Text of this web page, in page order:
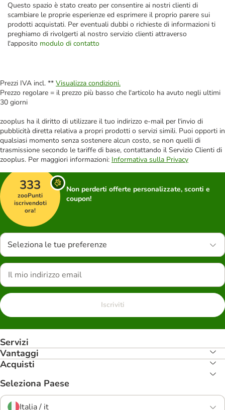
Questo spazio è stato creato per consentire ai nostri clienti di
scambiare le proprie esperienze ed esprimere il proprio parere sui
prodotti acquistati. Per eventuali dubbi o richieste di informazioni ti
preghiamo di rivolgerti al nostro servizio clienti attraverso
l'apposito modulo di contatto
Prezzi IVA incl. ** Visualizza condizioni.
Prezzo regolare = il prezzo più basso che l'articolo ha avuto negli ultimi
30 giorni
zooplus ha il diritto di utilizzare il tuo indirizzo e-mail per l'invio di
pubblicità diretta relativa a propri prodotti o servizi simili. Puoi opporti in
qualsiasi momento senza sostenere alcun costo, se non quelli di
trasmissione secondo le tariffe di base, contattando il Servizio Clienti di
zooplus. Per maggiori informazioni: Informativa sulla Privacy
333
zooPunti
iscrivendoti
ora!
Non perderti offerte personalizzate, sconti e
coupon!
Seleziona le tue preferenze
Iscriviti
Servizi
Vantaggi
Acquisti
Seleziona Paese
Italia / it